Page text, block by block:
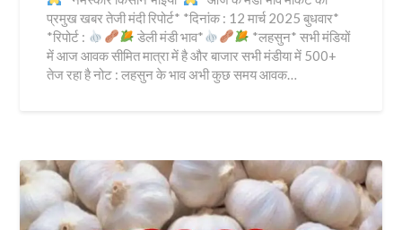
प्रमुख खबर तेजी मंदी रिपोर्ट* *दिनांक : 12 मार्च 2025 बुधवार*
*रिपोर्ट :
डेली मंडी भाव*
*लहसुन* सभी मंडियों
में आज आवक सीमित मात्रा में है और बाजार सभी मंडीया में 500+
तेज रहा है नोट : लहसुन के भाव अभी कुछ समय आवक…